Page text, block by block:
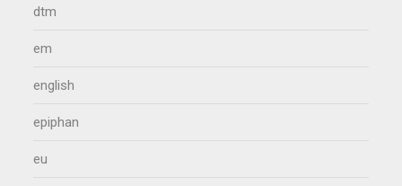
dtm
em
english
epiphan
eu